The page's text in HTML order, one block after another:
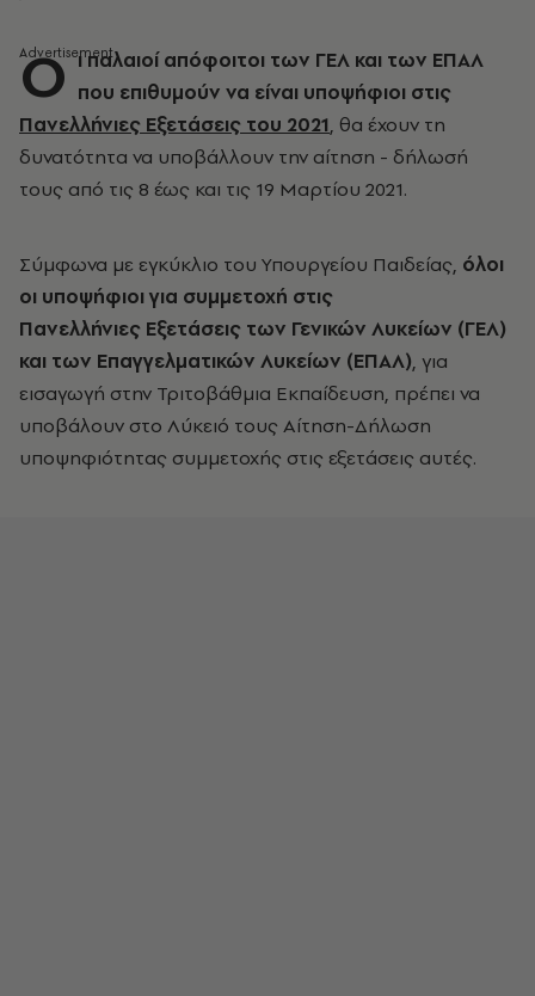
Ο ι παλαιοί απόφοιτοι των ΓΕΛ και των ΕΠΑΛ
που επιθυμούν να είναι υποψήφιοι στις
Πανελλήνιες Εξετάσεις του 2021, θα έχουν τη
δυνατότητα να υποβάλλουν την αίτηση - δήλωσή
τους από τις 8 έως και τις 19 Μαρτίου 2021.
Σύμφωνα με εγκύκλιο του Υπουργείου Παιδείας, όλοι
οι υποψήφιοι για συμμετοχή στις
Πανελλήνιες Εξετάσεις των Γενικών Λυκείων (ΓΕΛ)
και των Επαγγελματικών Λυκείων (ΕΠΑΛ), για
εισαγωγή στην Τριτοβάθμια Εκπαίδευση, πρέπει να
υποβάλουν στο Λύκειό τους Αίτηση-Δήλωση
υποψηφιότητας συμμετοχής στις εξετάσεις αυτές.